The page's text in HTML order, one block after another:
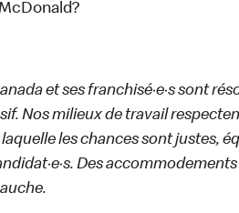
et ses franchisé·e·s sont
Nos milieux de travail
les chances sont justes,
Des